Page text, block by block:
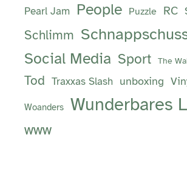
Pearl Jam People Puzzle RC
Schlimm
Social Media Sport The
Tod Traxxas Slash unboxing
Woanders Wunderbares
www